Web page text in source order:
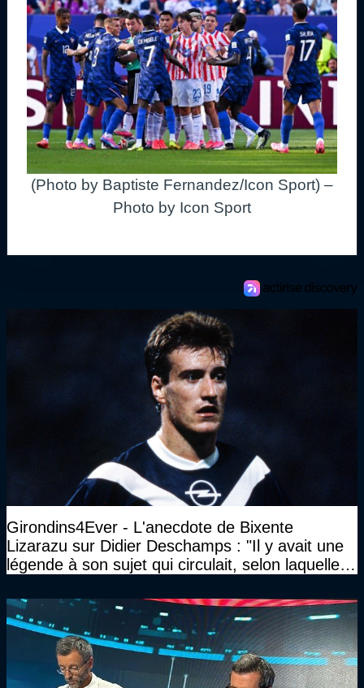
(Photo by Baptiste Fernandez/Icon Sport) –
Photo by Icon Sport
Girondins4Ever - L'anecdote de Bixente
Lizarazu sur Didier Deschamps : "Il y avait une
légende à son sujet qui circulait, selon laquelle il